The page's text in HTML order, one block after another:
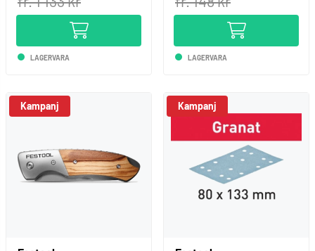
LAGERVARA LAGERVARA
Kampanj Kampanj